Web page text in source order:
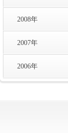
2008年
2007年
2006年